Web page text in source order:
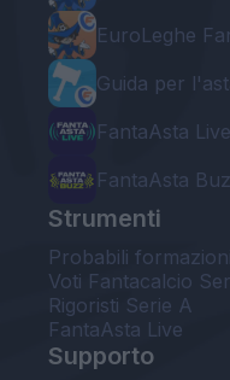
EuroLeghe
Guida per
FantaAsta Live
FantaAsta
Strumenti
Probabili formazioni
Voti Fantacalcio
Rigoristi Serie A
FantaAsta Live
Supporto